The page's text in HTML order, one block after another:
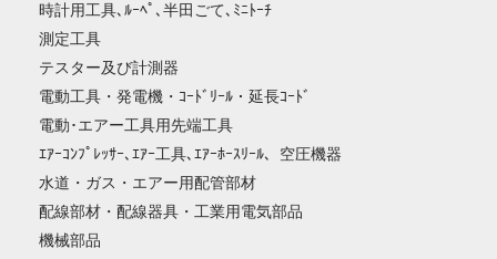
時計用工具､ﾙｰﾍﾟ､半田ごて､ﾐﾆﾄｰﾁ
測定工具
テスター及び計測器
電動工具・発電機・ｺｰﾄﾞﾘｰﾙ・延長ｺｰﾄﾞ
電動･エアー工具用先端工具
ｴｱｰｺﾝﾌﾟﾚｯｻｰ､ｴｱｰ工具､ｴｱｰﾎｰｽﾘｰﾙ、空圧機器
水道・ガス・エアー用配管部材
配線部材・配線器具・工業用電気部品
機械部品